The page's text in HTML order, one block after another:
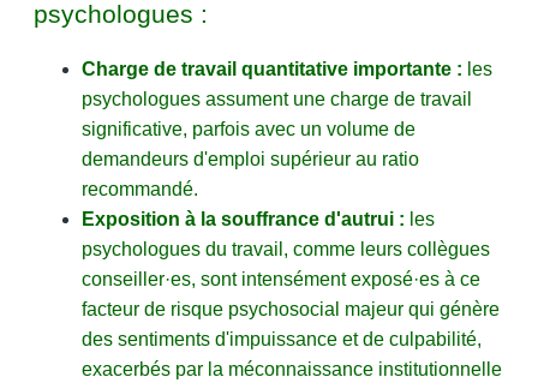
psychologues :
Charge de travail quantitative importante : les
psychologues assument une charge de travail
significative, parfois avec un volume de
demandeurs d'emploi supérieur au ratio
recommandé.
Exposition à la souffrance d'autrui : les
psychologues du travail, comme leurs collègues
conseiller·es, sont intensément exposé·es à ce
facteur de risque psychosocial majeur qui génère
des sentiments d'impuissance et de culpabilité,
exacerbés par la méconnaissance institutionnelle